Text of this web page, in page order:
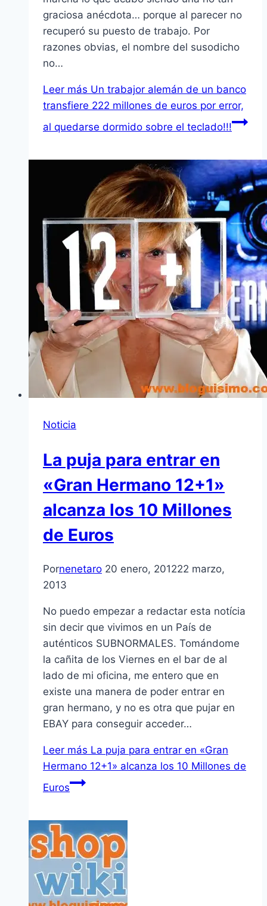
graciosa anécdota… porque al parecer no
recuperó su puesto de trabajo. Por
razones obvias, el nombre del susodicho
no…
Leer más Un trabajor alemán de un banco
transfiere 222 millones de euros por error,
al quedarse dormido sobre el teclado!!!
Noticia
La puja para entrar en
«Gran Hermano 12+1»
alcanza los 10 Millones
de Euros
Pornenetaro 20 enero, 201222 marzo,
2013
No puedo empezar a redactar esta notí­cia
sin decir que vivimos en un Paí­s de
auténticos SUBNORMALES. Tomándome
la cañita de los Viernes en el bar de al
lado de mi oficina, me entero que en
existe una manera de poder entrar en
gran hermano, y no es otra que pujar en
EBAY para conseguir acceder…
Leer más La puja para entrar en «Gran
Hermano 12+1» alcanza los 10 Millones de
Euros